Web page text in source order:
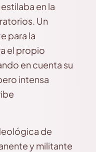
en la
Un
para la
el propio
en cuenta su
intensa
de
y militante